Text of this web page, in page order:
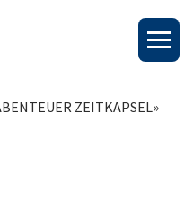
ZEITKAPSEL»